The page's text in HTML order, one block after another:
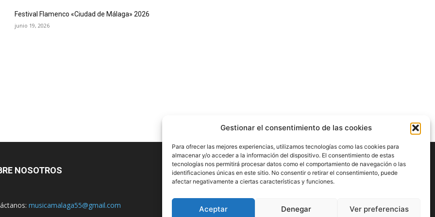
Gestionar el consentimiento de las cookies
Para ofrecer las mejores experiencias, utilizamos tecnologías como las cookies para
almacenar y/o acceder a la información del dispositivo. El consentimiento de estas
tecnologías nos permitirá procesar datos como el comportamiento de navegación o las
identificaciones únicas en este sitio. No consentir o retirar el consentimiento, puede
afectar negativamente a ciertas características y funciones.
Aceptar Denegar Ver preferencias
Festival Flamenco «Ciudad de Málaga» 2026
junio 19, 2026
NOSOTROS
musicamalaga55@gmail.com